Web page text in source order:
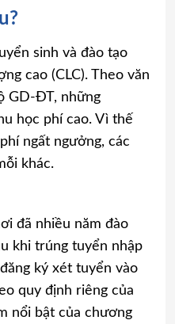
sinh và đào tạo
cao (CLC). Theo văn
GD-ĐT, những
học phí cao. Vì thế
ngất ngưởng, các
khác.
đã nhiều năm đào
khi trúng tuyển nhập
ký xét tuyển vào
quy định riêng của
nổi bật của chương